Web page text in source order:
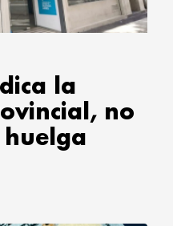
la
no
huelga